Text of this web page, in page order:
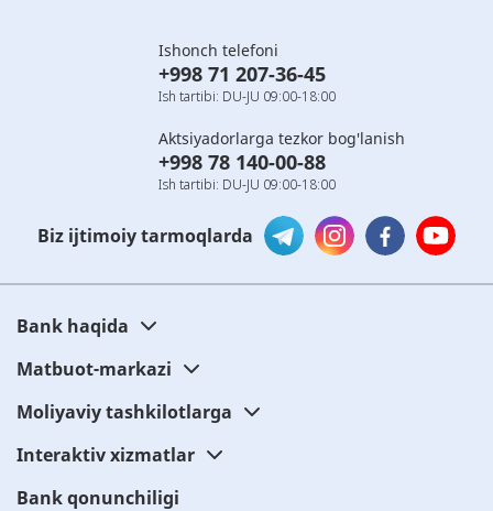
Ishonch telefoni
+998 71 207-36-45
Ish tartibi: DU-JU 09:00-18:00
Aktsiyadorlarga tezkor bog'lanish
+998 78 140-00-88
Ish tartibi: DU-JU 09:00-18:00
Biz ijtimoiy tarmoqlarda
Bank haqida
Matbuot-markazi
Moliyaviy tashkilotlarga
Interaktiv xizmatlar
Bank qonunchiligi